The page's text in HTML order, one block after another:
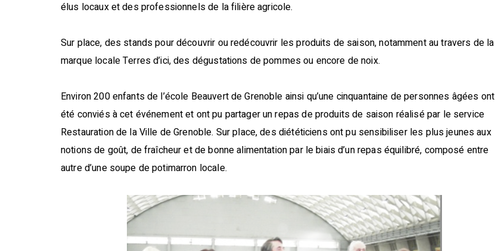
élus locaux et des professionnels de la filière agricole.
Sur place, des stands pour découvrir ou redécouvrir les produits de saison, notamment au travers de la
marque locale Terres d’ici, des dégustations de pommes ou encore de noix.
Environ 200 enfants de l’école Beauvert de Grenoble ainsi qu’une cinquantaine de personnes âgées ont
été conviés à cet événement et ont pu partager un repas de produits de saison réalisé par le service
Restauration de la Ville de Grenoble. Sur place, des diététiciens ont pu sensibiliser les plus jeunes aux
notions de goût, de fraîcheur et de bonne alimentation par le biais d’un repas équilibré, composé entre
autre d’une soupe de potimarron locale.